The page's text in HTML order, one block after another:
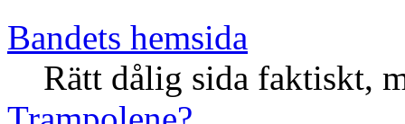
Bandets hemsida
Rätt dålig sida faktiskt,